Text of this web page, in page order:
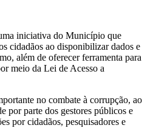
iniciativa do Município que
cidadãos ao disponibilizar dados e
além de oferecer ferramenta para
meio da Lei de Acesso a
no combate à corrupção, ao
por parte dos gestores públicos e
por cidadãos, pesquisadores e